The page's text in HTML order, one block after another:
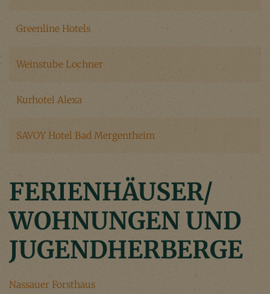
Greenline Hotels
Weinstube Lochner
Kurhotel Alexa
SAVOY Hotel Bad Mergentheim
FERIENHÄUSER/
WOHNUNGEN UND
JUGENDHERBERGE
Nassauer Forsthaus